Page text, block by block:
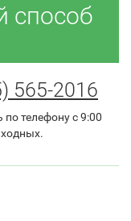
способ
565-2016
телефону с 9:00